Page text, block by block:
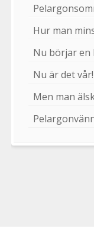
Hur man
Nu börjar en
Nu är det vår!
Men man